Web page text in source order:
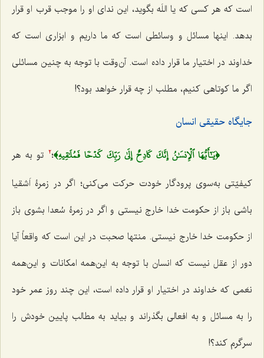
است که هر کسی که یا اللَه بگوید، این ندای او را موجب قرب او قرار
بدهد. اینها مسائل و وسائطی است که ما داریم و ابزاری است که
خداوند در اختیار ما قرار داده است. آن‌وقت با توجه به چنین مسائلی
اگر ما کوتاهی کنیم، مطلب از چه قرار خواهد بود؟!
جایگاه حقیقی انسان
﴿يَـٰٓأَيُّهَا ٱلۡإِنسَٰنُ إِنَّكَ كَادِحٌ إِلَىٰ رَبِّكَ كَدۡحٗا فَمُلَٰقِيهِ﴾؛2تو به هر
کیفیّتی به‌سوی پرودگار خودت حرکت می‌کنی؛ اگر در زمرۀ اَشقیا
باشی باز از حکومت خدا خارج نیستی و اگر در زمرۀ سُعدا بشوی باز
از حکومت خدا خارج نیستی. منتها صحبت در این است که واقعاً آیا
دور از عقل نیست که انسان با توجه به این‌همه امکانات و این‌همه
نعَمی که خداوند در اختیار او قرار داده است، این چند روز عمر خود
را به مسائل و به افعالی بگذراند و بیاید به مطالب پایین خودش را
سرگرم کند؟!